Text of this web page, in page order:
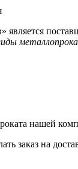
является
нашей
заказ на